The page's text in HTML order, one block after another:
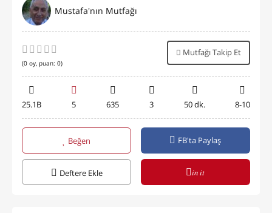
Mustafa'nın Mutfağı
(0 oy, puan: 0)
Mutfağı Takip Et
25.1B 5 635 3 50 dk. 8-10
Beğen FB'ta Paylaş
Deftere Ekle in it